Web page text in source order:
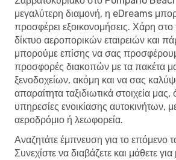
μεγαλύτερη διαμονή, η eDreams
προσφέρει εξοικονομήσεις. Χάρη στο
δίκτυο αεροπορικών εταιρειών και
μπορούμε επίσης να σας
προσφορές διακοπών με τα πακέτα
ξενοδοχείων, ακόμη και να σας
απαραίτητα ταξιδιωτικά στοιχεία
υπηρεσίες ενοικίασης αυτοκινήτων,
αεροδρόμιο ή λεωφορεία.
Αναζητάτε έμπνευση για το επόμενο
Συνεχίστε να διαβάζετε και μάθετε για